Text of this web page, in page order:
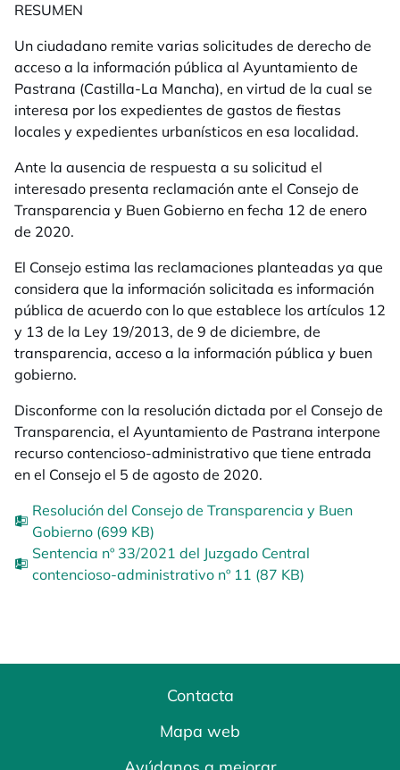
RESUMEN
Un ciudadano remite varias solicitudes de derecho de
acceso a la información pública al Ayuntamiento de
Pastrana (Castilla-La Mancha), en virtud de la cual se
interesa por los expedientes de gastos de fiestas
locales y expedientes urbanísticos en esa localidad.
Ante la ausencia de respuesta a su solicitud el
interesado presenta reclamación ante el Consejo de
Transparencia y Buen Gobierno en fecha 12 de enero
de 2020.
El Consejo estima las reclamaciones planteadas ya que
considera que la información solicitada es información
pública de acuerdo con lo que establece los artículos 12
y 13 de la Ley 19/2013, de 9 de diciembre, de
transparencia, acceso a la información pública y buen
gobierno.
Disconforme con la resolución dictada por el Consejo de
Transparencia, el Ayuntamiento de Pastrana interpone
recurso contencioso-administrativo que tiene entrada
en el Consejo el 5 de agosto de 2020.
Resolución del Consejo de Transparencia y Buen
Gobierno (699 KB)
Sentencia nº 33/2021 del Juzgado Central
contencioso-administrativo nº 11 (87 KB)
Contacta
Mapa web